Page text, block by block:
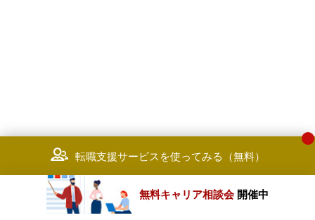
転職支援サービスを使ってみる（無料）
無料キャリア相談会 開催中